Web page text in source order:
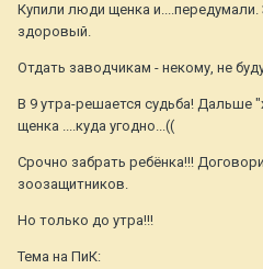
Купили люди щенка и....передумали.
здоровый.
Отдать заводчикам - некому, не
В 9 утра-решается судьба! Дальше
щенка ....куда угодно...((
Срочно забрать ребёнка!!!
зоозащитников.
Но только до утра!!!
Тема на ПиК: